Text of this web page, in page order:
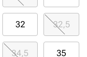
32 32,5
34,5 35